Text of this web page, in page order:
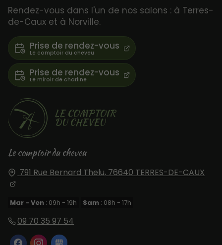
LE COMPTOIR
DU CHEVEU
Le comptoir du cheveu
791 Rue Bernard Thelu, 76640 TERRES-DE-CAUX
Mar - Ven : 09h - 19h Sam : 08h - 17h
09 70 35 97 54
Rendez-vous dans l'un de nos salons : à Terres-
de-Caux et à Norville.
Prise de rendez-vous
Prise de rendez-vous